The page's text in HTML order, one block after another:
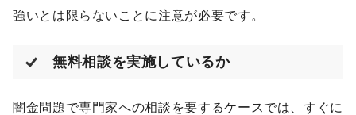
強いとは限らないことに注意が必要です。
無料相談を実施しているか
闇金問題で専門家への相談を要するケースでは、すぐに